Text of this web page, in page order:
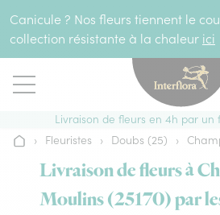
Canicule ? Nos fleurs tiennent le
collection résistante à la chaleur ici
Livraison de fleurs en 4h par un
Accueil
› Fleuristes › Doubs (25) ›
Livraison de fleurs à
Moulins (25170) par